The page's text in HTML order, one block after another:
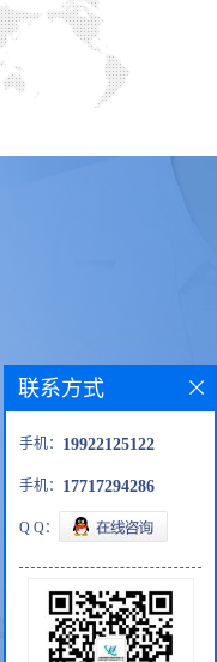
联系方式
手机： 19922125122
手机： 17717294286
Q Q：